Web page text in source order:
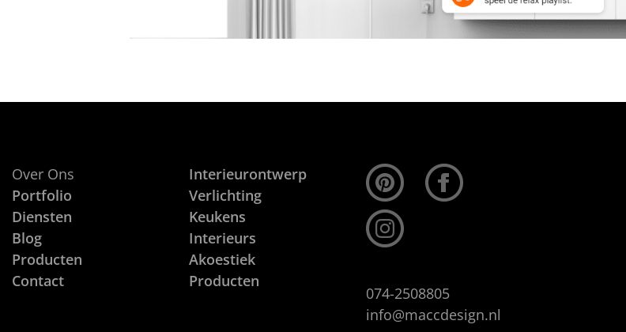
Over Ons
Portfolio
Diensten
Blog
Producten
Contact
Interieurontwerp
Verlichting
Keukens
Interieurs
Akoestiek
Producten
074-2508805
info@maccdesign.nl